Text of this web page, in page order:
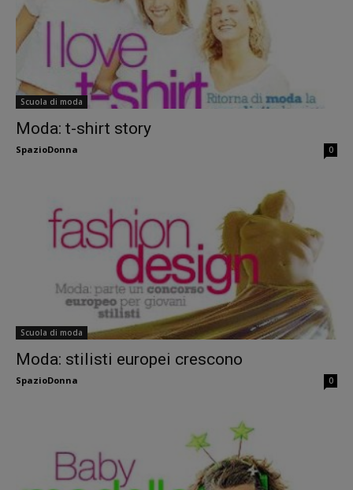
Scuola di moda
Moda: t-shirt story
SpazioDonna 0
Scuola di moda
Moda: stilisti europei crescono
SpazioDonna 0